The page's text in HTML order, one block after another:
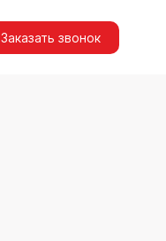
Заказать звонок